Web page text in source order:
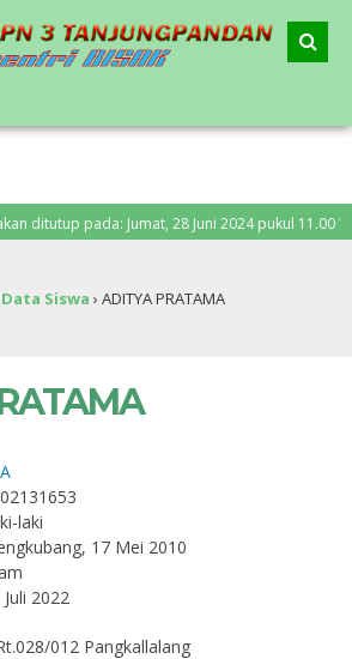
pada: Jumat, 28 Juni 2024 pukul 11.00 WIB.
Data Siswa › ADITYA PRATAMA
laki
17 Mei 2010
Juli 2022
012 Pangkallalang